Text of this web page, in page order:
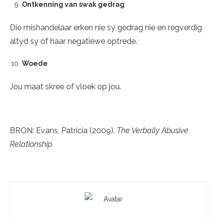
Ontkenning van swak gedrag
Die mishandelaar erken nie sy gedrag nie en regverdig
altyd sy of haar negatiewe optrede.
Woede
Jou maat skree of vloek op jou.
BRON: Evans, Patricia (2009), The Verbally Abusive
Relationship